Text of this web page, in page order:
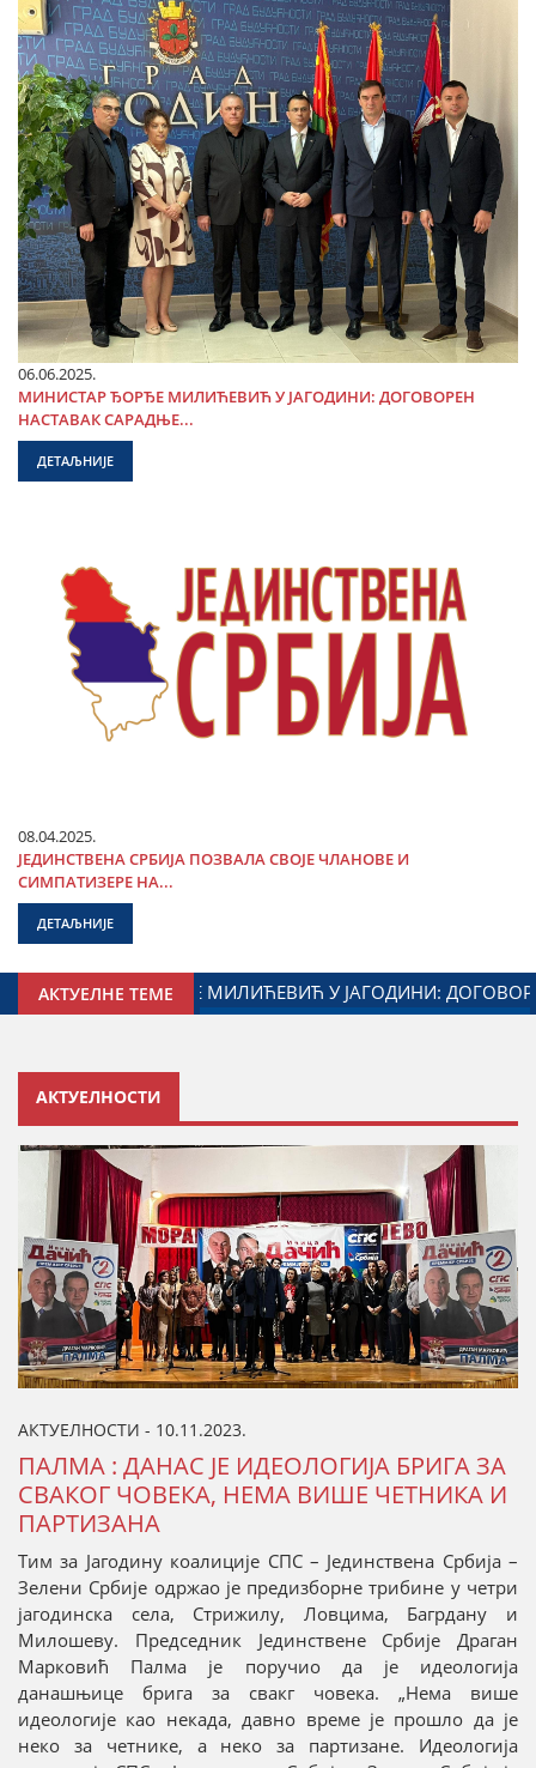
06.06.2025.
МИНИСТАР ЂОРЂЕ МИЛИЋЕВИЋ У ЈАГОДИНИ: ДОГОВОРЕН
НАСТАВАК САРАДЊЕ...
ДЕТАЉНИЈЕ
08.04.2025.
ЈЕДИНСТВЕНА СРБИЈА ПОЗВАЛА СВОЈЕ ЧЛАНОВЕ И
СИМПАТИЗЕРЕ НА...
ДЕТАЉНИЈЕ
АКТУЕЛНЕ ТЕМЕ
САРАДЊЕ ГРАДА ЈАГОДИНЕ И МИНИСТАРСТВА
АКТУЕЛНОСТИ
АКТУЕЛНОСТИ - 10.11.2023.
ПАЛМА : ДАНАС ЈЕ ИДЕОЛОГИЈА БРИГА ЗА
СВАКОГ ЧОВЕКА, НЕМА ВИШЕ ЧЕТНИКА И
ПАРТИЗАНА
Тим за Јагодину коалиције СПС – Јединствена Србија –
Зелени Србије одржао је предизборне трибине у четри
јагодинска села, Стрижилу, Ловцима, Багрдану и
Милошеву. Председник Јединствене Србије Драган
Марковић Палма је поручио да је идеологија
данашњице брига за свакг човека. „Нема више
идеологије као некада, давно време је прошло да је
неко за четнике, а неко за партизане. Идеологија